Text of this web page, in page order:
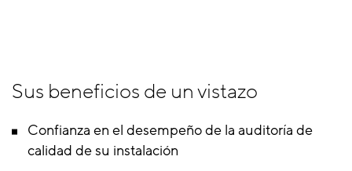
Sus beneficios de un vistazo
Confianza en el desempeño de la auditoría de
calidad de su instalación